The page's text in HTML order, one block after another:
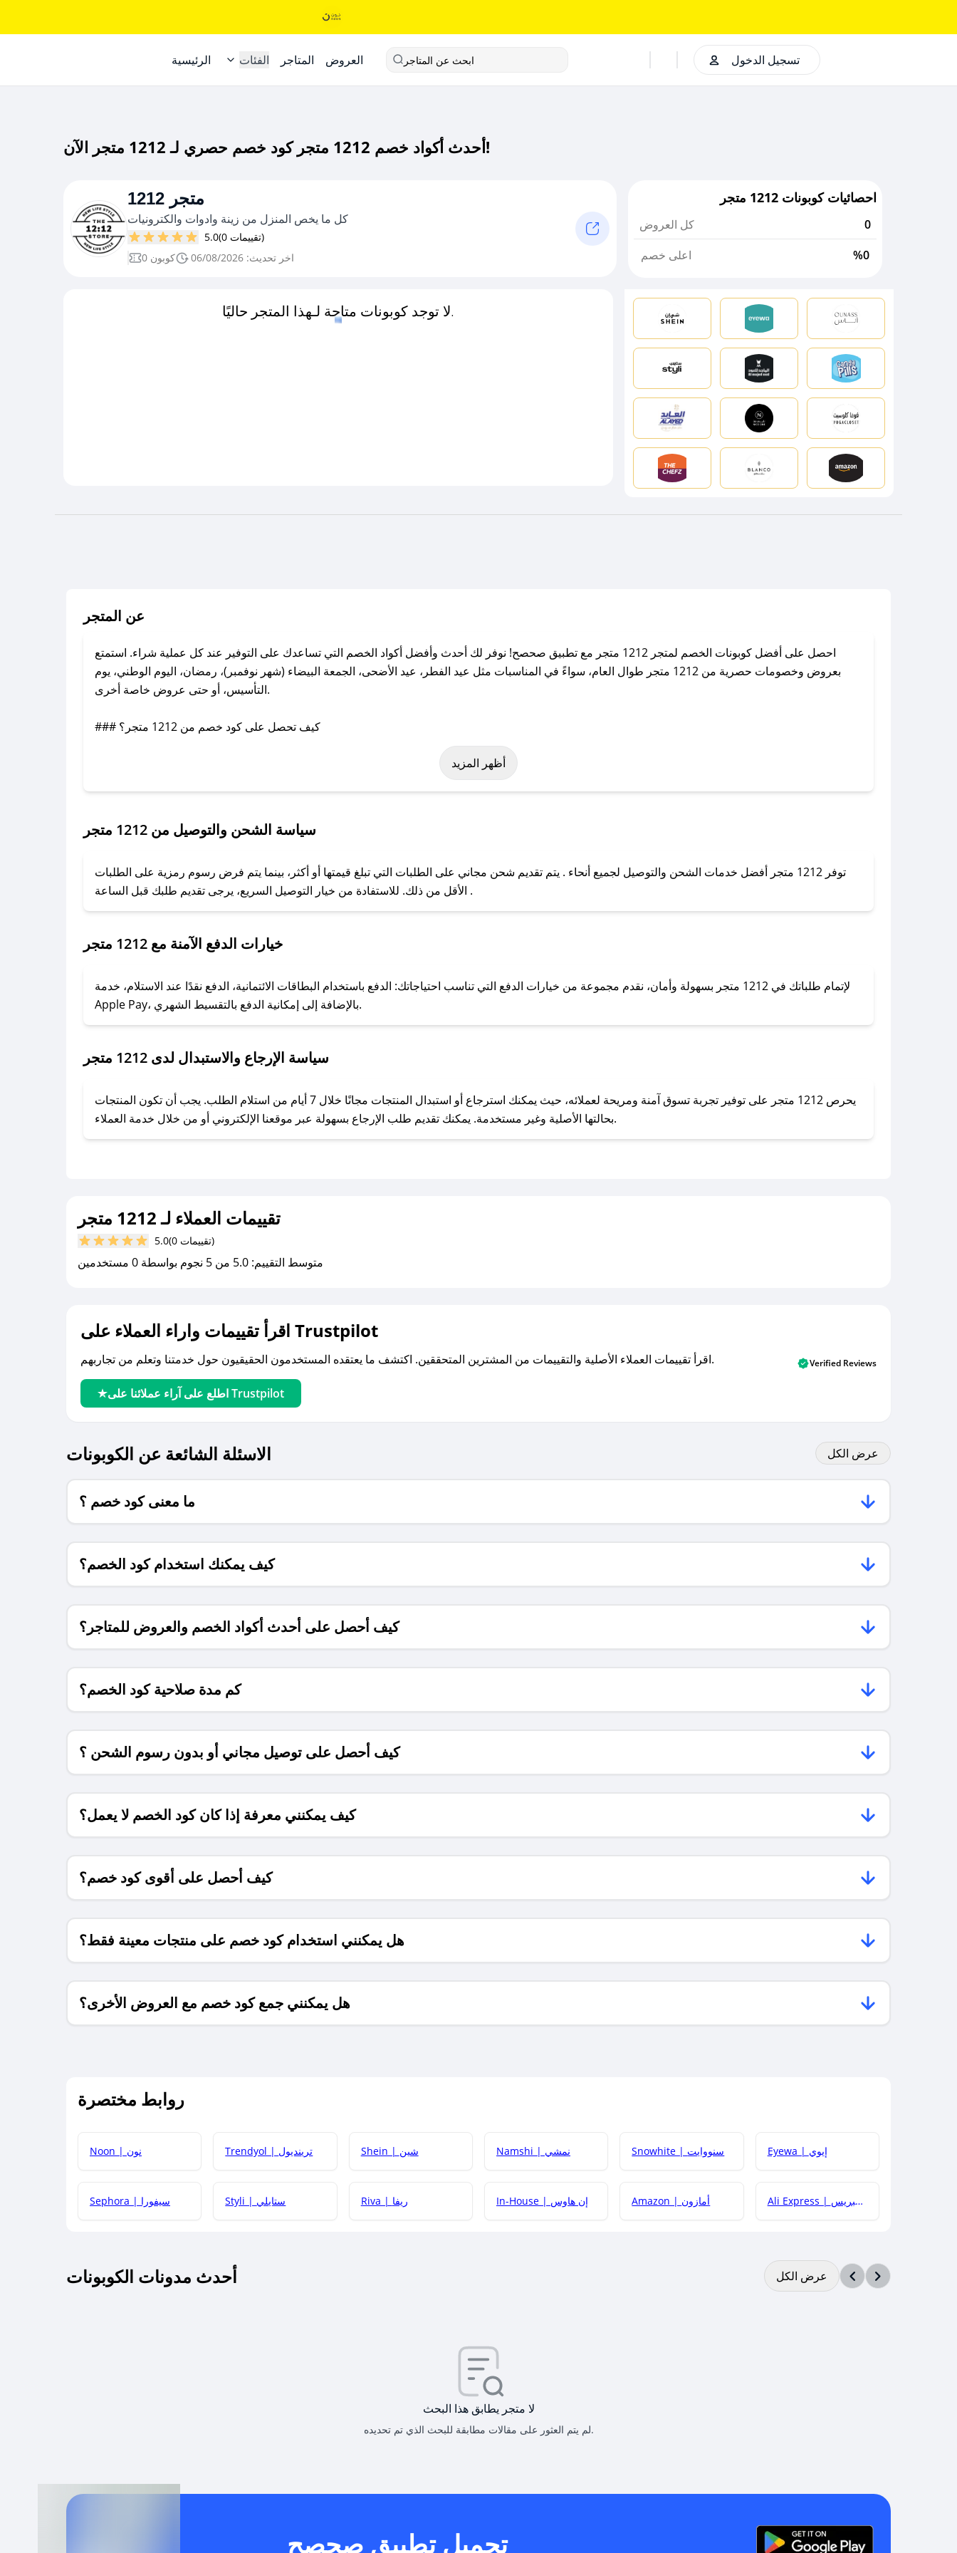
الرئيسية الفئات المتاجر العروض ابحث عن المتاجر تسجيل الدخول
أحدث أكواد خصم 1212 متجر كود خصم حصري لـ 1212 متجر الآن!
1212 متجر
كل ما يخص المنزل من زينة وادوات والكترونيات
5.0
(0 تقييمات)
0 كوبون
اخر تحديث: 06/08/2026
احصائيات كوبونات 1212 متجر
كل العروض
0
اعلى خصم
%0
لا توجد كوبونات متاحة لـهذا المتجر حاليًا.
عن المتجر
احصل على أفضل كوبونات الخصم لمتجر 1212 متجر مع تطبيق صحصح! نوفر لك أحدث وأفضل أكواد الخصم التي تساعدك على التوفير عند كل عملية شراء. استمتع
بعروض وخصومات حصرية من 1212 متجر طوال العام، سواءً في المناسبات مثل عيد الفطر، عيد الأضحى، الجمعة البيضاء (شهر نوفمبر)، رمضان، اليوم الوطني، يوم
التأسيس، أو حتى عروض خاصة أخرى.
### كيف تحصل على كود خصم من 1212 متجر؟
باستخدام تطبيق صحصح، يمكنك العثور بسهولة على كود خصم 1212 متجر. وفي حال عدم توفر الكوبون، تواصل معنا عبر تويتر أو البريد الإلكتروني لإضافته بسرعة.
لا تقلق! يمكنك التواصل مع فريق دعم صحصح عبر الرسائل الخاصة على تويتر أو البريد الإلكتروني، وسنقوم بحل المشكلة في أسرع وقت ممكن.
### ماذا أفعل إذا لم أجد كود خصم لمتجري المفضل؟
للحصول على كوبونات وخصومات حصرية، قم بما يلي:
- اضغط على أيقونة متابعة لمتجر 1212 متجر في تطبيق صحصح.
- تابع حسابنا الرسمي على تويتر وقم بتفعيل زر التنبيهات.
أظهر المزيد
سياسة الشحن والتوصيل من 1212 متجر
توفر 1212 متجر أفضل خدمات الشحن والتوصيل لجميع أنحاء . يتم تقديم شحن مجاني على الطلبات التي تبلغ قيمتها أو أكثر، بينما يتم فرض رسوم رمزية على الطلبات
الأقل من ذلك. للاستفادة من خيار التوصيل السريع، يرجى تقديم طلبك قبل الساعة .
خيارات الدفع الآمنة مع 1212 متجر
لإتمام طلباتك في 1212 متجر بسهولة وأمان، نقدم مجموعة من خيارات الدفع التي تناسب احتياجاتك: الدفع باستخدام البطاقات الائتمانية، الدفع نقدًا عند الاستلام، خدمة
Apple Pay، بالإضافة إلى إمكانية الدفع بالتقسيط الشهري.
سياسة الإرجاع والاستبدال لدى 1212 متجر
يحرص 1212 متجر على توفير تجربة تسوق آمنة ومريحة لعملائه، حيث يمكنك استرجاع أو استبدال المنتجات مجانًا خلال 7 أيام من استلام الطلب. يجب أن تكون المنتجات
بحالتها الأصلية وغير مستخدمة. يمكنك تقديم طلب الإرجاع بسهولة عبر موقعنا الإلكتروني أو من خلال خدمة العملاء.
تقييمات العملاء لـ 1212 متجر
5.0 (0 تقييمات)
متوسط التقييم: 5.0 من 5 نجوم بواسطة 0 مستخدمين
اقرأ تقييمات واراء العملاء على Trustpilot
اقرأ تقييمات العملاء الأصلية والتقييمات من المشترين المتحققين. اكتشف ما يعتقده المستخدمون الحقيقيون حول خدمتنا وتعلم من تجاربهم.
اطلع على آراء عملائنا على Trustpilot
Verified Reviews
الاسئلة الشائعة عن الكوبونات عرض الكل
ما معنى كود خصم ؟
كيف يمكنك استخدام كود الخصم؟
كيف أحصل على أحدث أكواد الخصم والعروض للمتاجر؟
كم مدة صلاحية كود الخصم؟
كيف أحصل على توصيل مجاني أو بدون رسوم الشحن ؟
كيف يمكنني معرفة إذا كان كود الخصم لا يعمل؟
كيف أحصل على أقوى كود خصم؟
هل يمكنني استخدام كود خصم على منتجات معينة فقط؟
هل يمكنني جمع كود خصم مع العروض الأخرى؟
روابط مختصرة
Noon | نون Trendyol | ترينديول Shein | شين Namshi | نمشي Snowhite | سنووايت Eyewa | إيوي
Sephora | سيفورا Styli | ستايلي Riva | ريفا In-House | إن هاوس Amazon | أمازون Ali Express | علي إكسبريس
أحدث مدونات الكوبونات عرض الكل
لا متجر يطابق هذا البحث
لم يتم العثور على مقالات مطابقة للبحث الذي تم تحديده.
تحميل تطبيق صحصح